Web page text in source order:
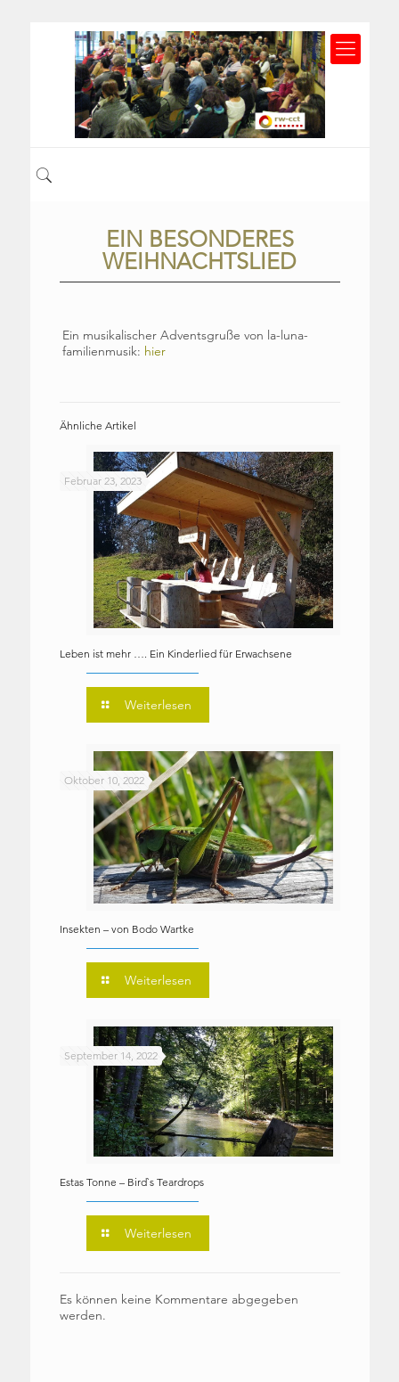
EIN BESONDERES
WEIHNACHTSLIED
Ein musikalischer Adventsgruße von la-luna-
familienmusik: hier
Ähnliche Artikel
Februar 23, 2023
Leben ist mehr …. Ein Kinderlied für Erwachsene
Weiterlesen
Oktober 10, 2022
Insekten – von Bodo Wartke
Weiterlesen
September 14, 2022
Estas Tonne – Bird`s Teardrops
Weiterlesen
Es können keine Kommentare abgegeben
werden.